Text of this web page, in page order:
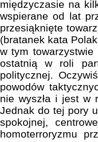
międzyczasie na
wspierane od lat
przesiąknięte
(bratanek kata
w tym
ostatnią w roli
politycznej.
powodów
nie wyszła i jest w
Jednak do tej pory
spokojnej,
homoterroryzmu